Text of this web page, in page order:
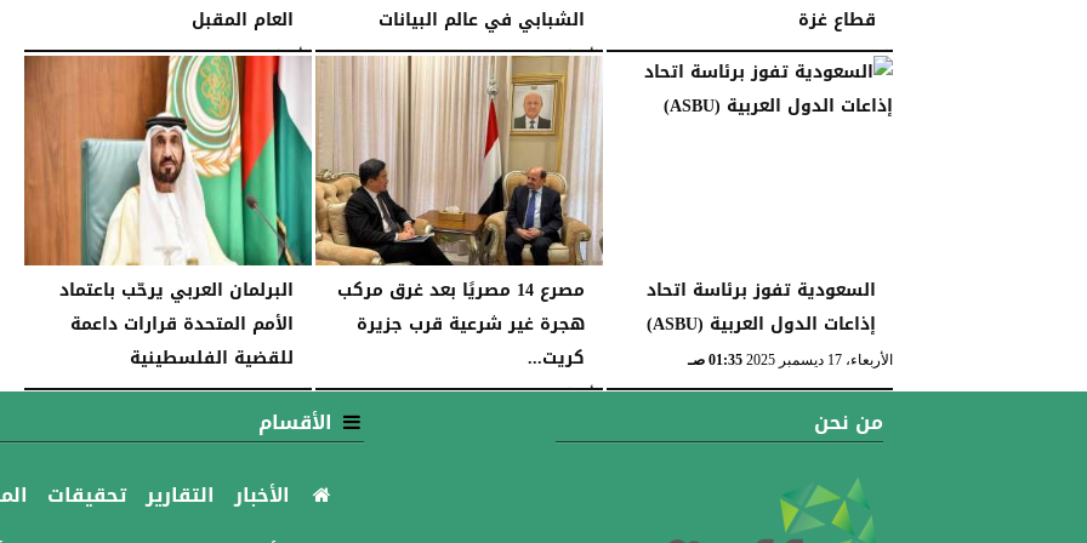
قطاع غزة
الجمعة، 26 ديسمبر 2025 11:14 مـ
الشبابي في عالم البيانات
الأربعاء، 24 ديسمبر 2025 11:17 مـ
العام المقبل
الأربعاء، 24 ديسمبر 2025 11:11 مـ
السعودية تفوز برئاسة اتحاد
إذاعات الدول العربية (ASBU)
الأربعاء، 17 ديسمبر 2025 01:35 صـ
مصرع 14 مصريًا بعد غرق مركب
هجرة غير شرعية قرب جزيرة
كريت...
الأربعاء، 17 ديسمبر 2025 12:33 صـ
البرلمان العربي يرحّب باعتماد
الأمم المتحدة قرارات داعمة
للقضية الفلسطينية
الجمعة، 21 نوفمبر 2025 10:33 مـ
من نحن
الأقسام
الأخبار التقارير تحقيقات